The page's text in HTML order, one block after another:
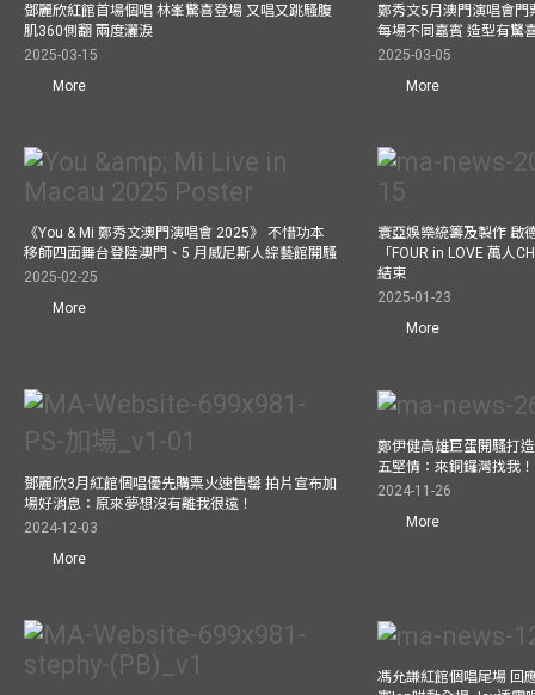
鄧麗欣紅館首場個唱 林峯驚喜登場 又唱又跳騷腹
肌360側翻 兩度灑淚
2025-03-15
More
鄭秀文5月澳門演唱會
每場不同嘉賓 造型有驚
2025-03-05
More
《You & Mi 鄭秀文澳門演唱會 2025》 不惜功本
移師四面舞台登陸澳門、5 月威尼斯人綜藝館開騷
2025-02-25
More
寰亞娛樂統籌及製作 啟
「FOUR in LOVE 萬人
結束
2025-01-23
More
鄧麗欣3月紅館個唱優先購票火速售罄 拍片宣布加
場好消息：原來夢想沒有離我很遠！
2024-12-03
More
鄭伊健高雄巨蛋開騷打
五堅情：來銅鑼灣找我！
2024-11-26
More
馮允謙紅館個唱尾場 回